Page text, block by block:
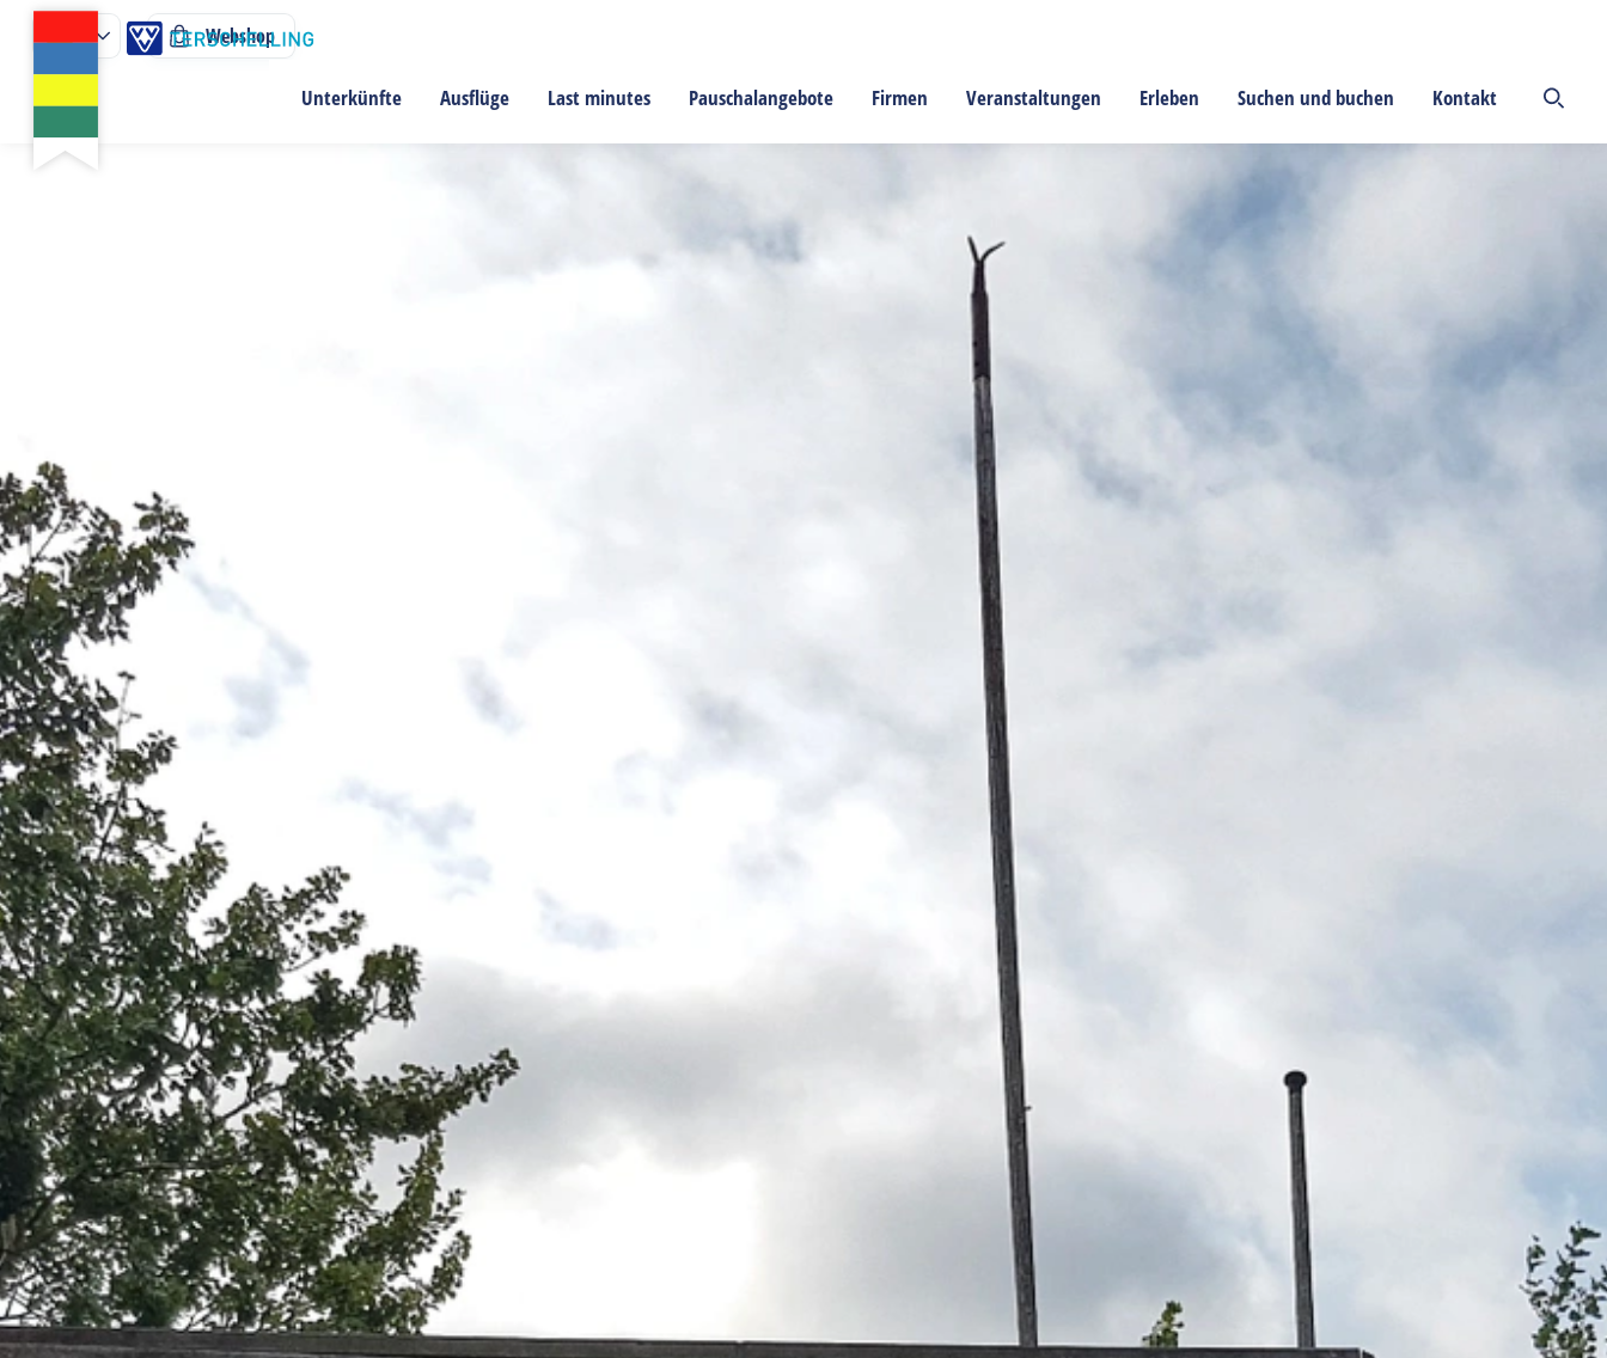
Unterkünfte Ausflüge Last minutes Pauschalangebote Firmen Veranstaltungen Erleben Suchen und buchen Kontakt
Webshop